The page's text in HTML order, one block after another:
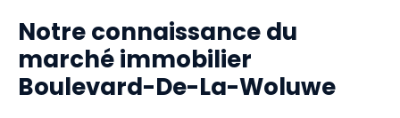
Notre connaissance du
marché immobilier
Boulevard-De-La-Woluwe